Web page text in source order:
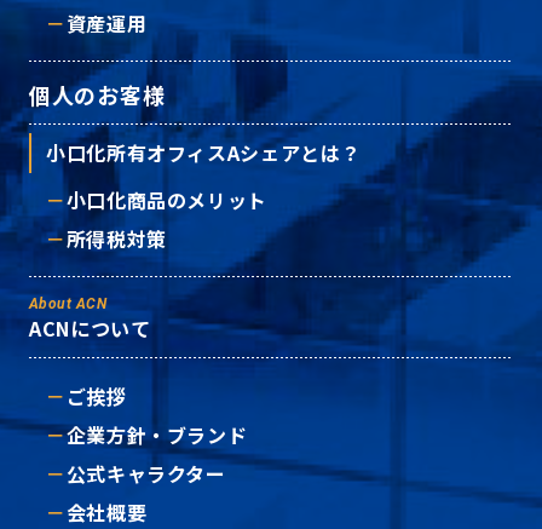
資産運用
個人のお客様
小口化所有オフィスAシェアとは？
小口化商品のメリット
所得税対策
About ACN
ACNについて
ご挨拶
企業方針・ブランド
公式キャラクター
会社概要